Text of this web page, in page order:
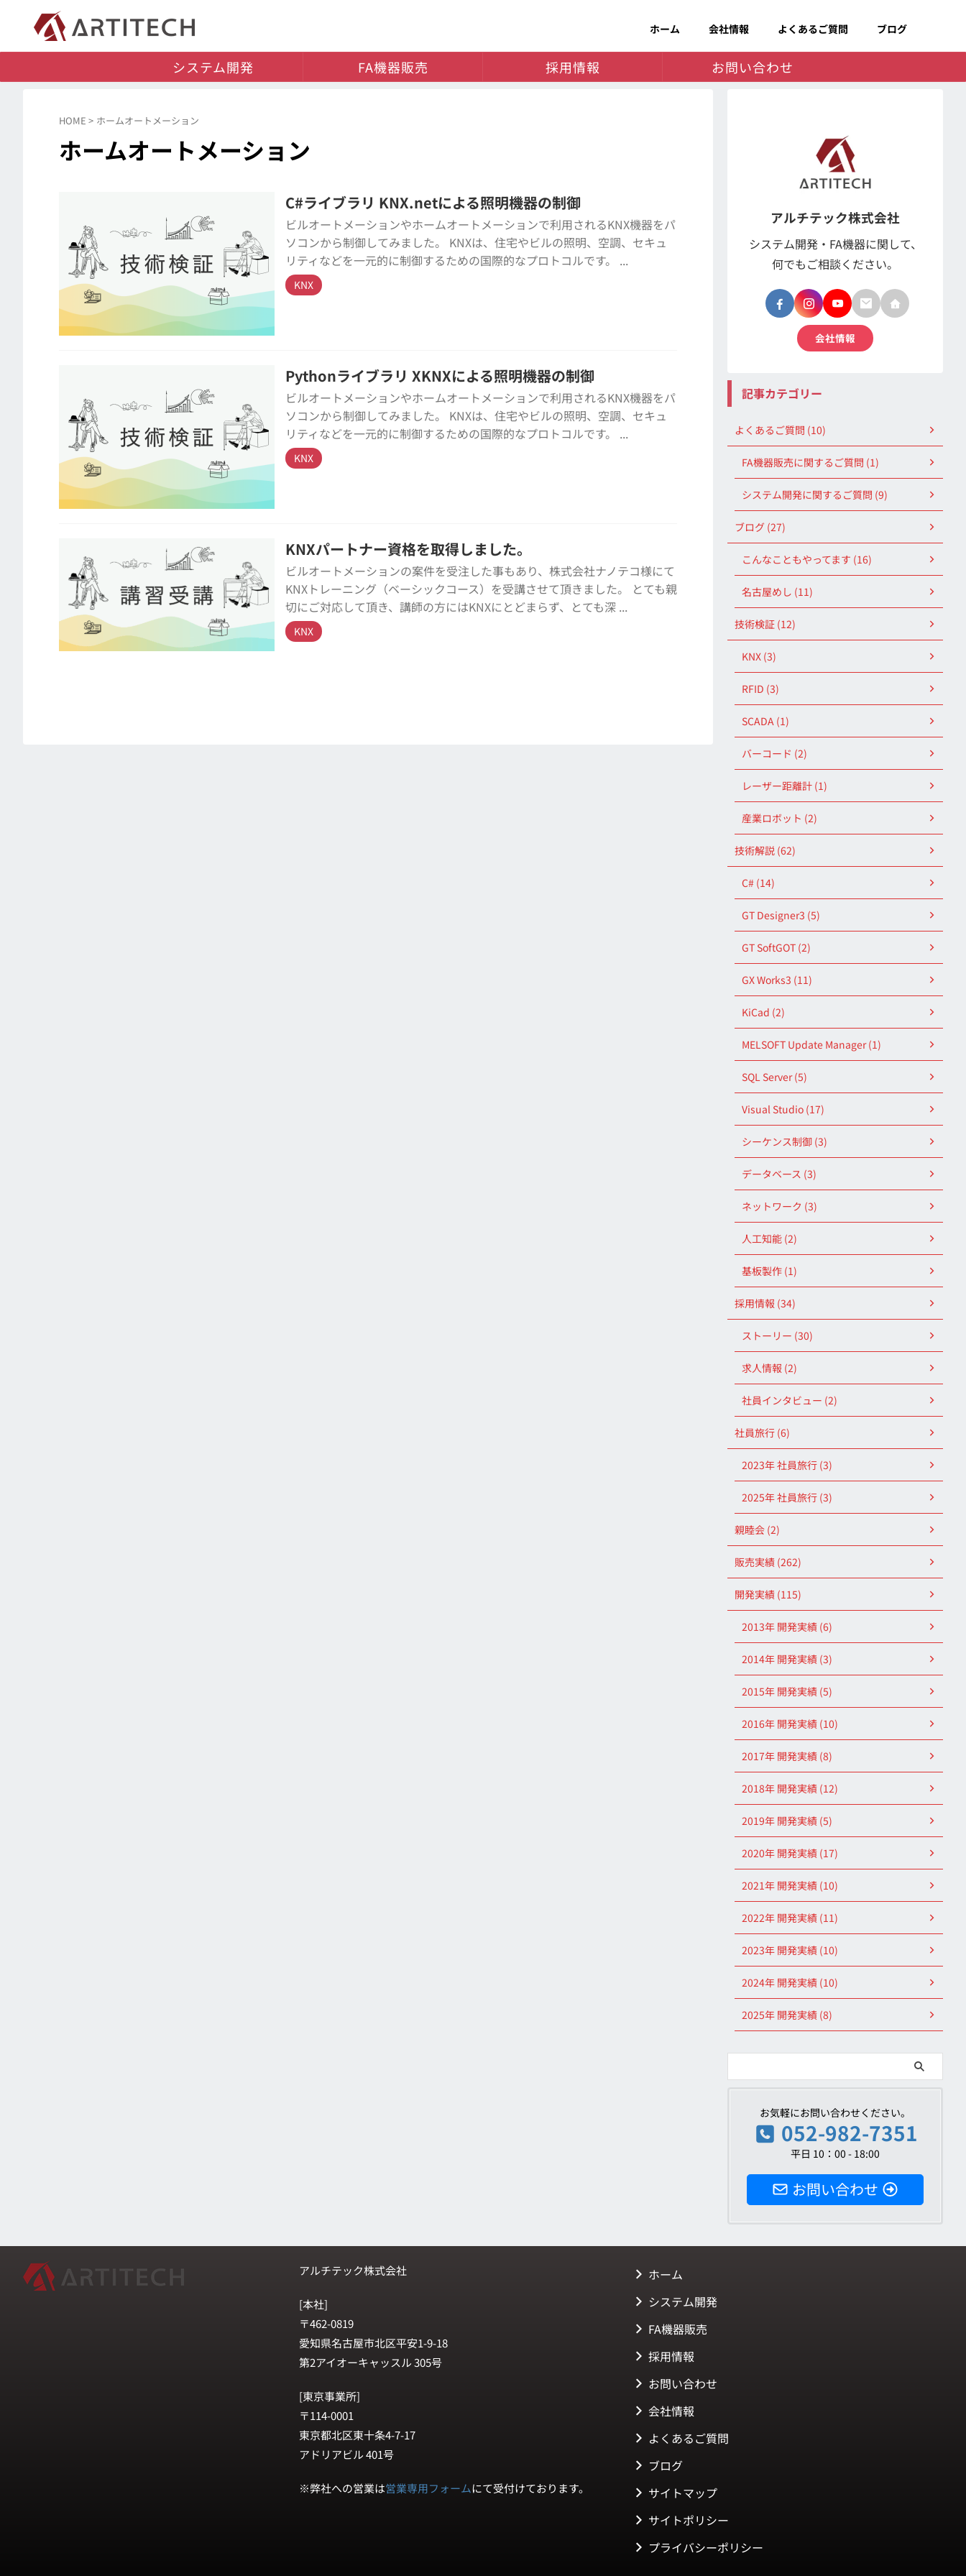
ホーム 会社情報 よくあるご質問 ブログ
システム開発 FA機器販売 採用情報 お問い合わせ
HOME > ホームオートメーション
ホームオートメーション
C#ライブラリ KNX.netによる照明機器の制御
ビルオートメーションやホームオートメーションで利用されるKNX機器をパ
ソコンから制御してみました。 KNXは、住宅やビルの照明、空調、セキュ
リティなどを一元的に制御するための国際的なプロトコルです。 ...
KNX
Pythonライブラリ XKNXによる照明機器の制御
ビルオートメーションやホームオートメーションで利用されるKNX機器をパ
ソコンから制御してみました。 KNXは、住宅やビルの照明、空調、セキュ
リティなどを一元的に制御するための国際的なプロトコルです。 ...
KNX
KNXパートナー資格を取得しました。
ビルオートメーションの案件を受注した事もあり、株式会社ナノテコ様にて
KNXトレーニング（ベーシックコース）を受講させて頂きました。 とても親
切にご対応して頂き、講師の方にはKNXにとどまらず、とても深 ...
KNX
アルチテック株式会社
システム開発・FA機器に関して、
何でもご相談ください。
会社情報
記事カテゴリー
よくあるご質問 (10)
FA機器販売に関するご質問 (1)
システム開発に関するご質問 (9)
ブログ (27)
こんなこともやってます (16)
名古屋めし (11)
技術検証 (12)
KNX (3)
RFID (3)
SCADA (1)
バーコード (2)
レーザー距離計 (1)
産業ロボット (2)
技術解説 (62)
C# (14)
GT Designer3 (5)
GT SoftGOT (2)
GX Works3 (11)
KiCad (2)
MELSOFT Update Manager (1)
SQL Server (5)
Visual Studio (17)
シーケンス制御 (3)
データベース (3)
ネットワーク (3)
人工知能 (2)
基板製作 (1)
採用情報 (34)
ストーリー (30)
求人情報 (2)
社員インタビュー (2)
社員旅行 (6)
2023年 社員旅行 (3)
2025年 社員旅行 (3)
親睦会 (2)
販売実績 (262)
開発実績 (115)
2013年 開発実績 (6)
2014年 開発実績 (3)
2015年 開発実績 (5)
2016年 開発実績 (10)
2017年 開発実績 (8)
2018年 開発実績 (12)
2019年 開発実績 (5)
2020年 開発実績 (17)
2021年 開発実績 (10)
2022年 開発実績 (11)
2023年 開発実績 (10)
2024年 開発実績 (10)
2025年 開発実績 (8)
お気軽にお問い合わせください。
052-982-7351
平日 10：00 - 18:00
お問い合わせ
アルチテック株式会社
[本社]
〒462-0819
愛知県名古屋市北区平安1-9-18
第2アイオーキャッスル 305号
[東京事業所]
〒114-0001
東京都北区東十条4-7-17
アドリアビル 401号
※弊社への営業は営業専用フォームにて受付けております。
ホーム
システム開発
FA機器販売
採用情報
お問い合わせ
会社情報
よくあるご質問
ブログ
サイトマップ
サイトポリシー
プライバシーポリシー